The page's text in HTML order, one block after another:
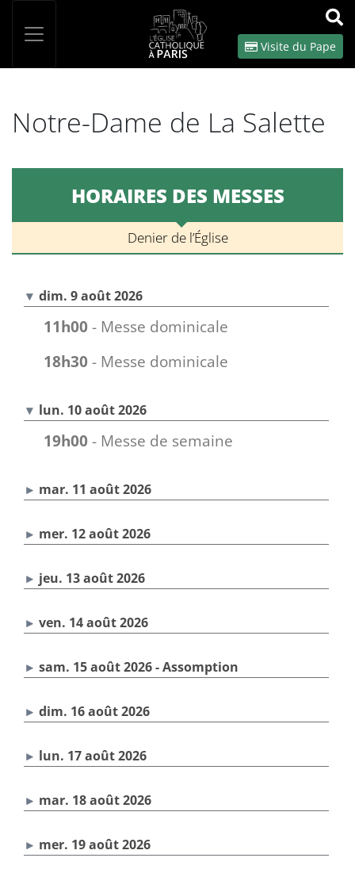
OK
Visite du Pape
Notre-Dame de La Salette
HORAIRES DES MESSES
Denier de l’Église
dim. 9 août 2026
11h00 - Messe dominicale
18h30 - Messe dominicale
lun. 10 août 2026
19h00 - Messe de semaine
mar. 11 août 2026
mer. 12 août 2026
jeu. 13 août 2026
ven. 14 août 2026
sam. 15 août 2026 - Assomption
dim. 16 août 2026
lun. 17 août 2026
mar. 18 août 2026
mer. 19 août 2026
Panneau de gestion des cookies